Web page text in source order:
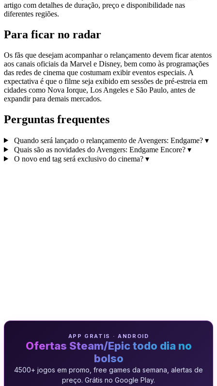
artigo com detalhes de duração, preço e disponibilidade nas
diferentes regiões.
Para ficar no radar
Os fãs que desejam acompanhar o relançamento devem ficar atentos
aos canais oficiais da Marvel e Disney, bem como às programações
das redes de cinema que costumam exibir eventos especiais. A
expectativa é que o filme seja exibido em sessões de pré‑estreia em
cidades como Nova Iorque, Los Angeles e São Paulo, antes de
expandir para demais mercados.
Perguntas frequentes
Quando será lançado o relançamento de Avengers: Endgame? ▾
Quais são as novidades do Avengers: Endgame Encore? ▾
O novo end tag será exclusivo do cinema? ▾
APP GRATIS · ANDROID
Ofertas Steam/Epic todo dia no
bolso
4500+ jogos em promo, free games da semana, alertas de
preço. Grátis no Google Play.